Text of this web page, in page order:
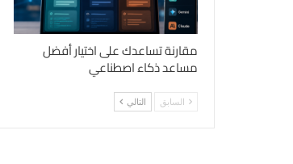
مقارنة تساعدك على اختيار أفضل
مساعد ذكاء اصطناعي
السابق التالي